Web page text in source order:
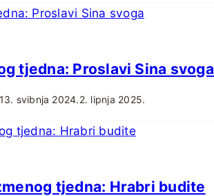
tjedna: Proslavi Sina svoga
13. svibnja 2024.2. lipnja 2025.
tjedna: Hrabri budite